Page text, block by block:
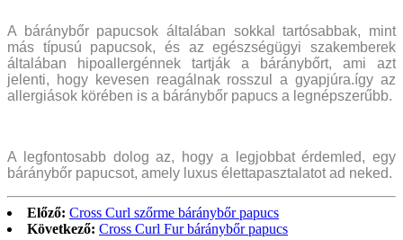
A báránybőr papucsok általában sokkal tartósabbak, mint
más típusú papucsok, és az egészségügyi szakemberek
általában hipoallergénnek tartják a báránybőrt, ami azt
jelenti, hogy kevesen reagálnak rosszul a gyapjúra.így az
allergiások körében is a báránybőr papucs a legnépszerűbb.
A legfontosabb dolog az, hogy a legjobbat érdemled, egy
báránybőr papucsot, amely luxus élettapasztalatot ad neked.
Előző: Cross Curl szőrme báránybőr papucs
Következő: Cross Curl Fur báránybőr papucs